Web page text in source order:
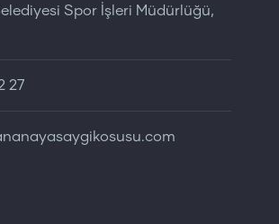
Spor İşleri Müdürlüğü,
27